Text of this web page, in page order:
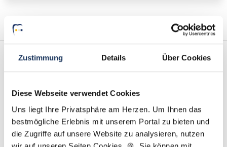
Zustimmung Details Über Cookies
Diese Webseite verwendet Cookies
Uns liegt Ihre Privatsphäre am Herzen. Um Ihnen das
bestmögliche Erlebnis mit unserem Portal zu bieten und
die Zugriffe auf unsere Website zu analysieren, nutzen
Sarah Grützmacher